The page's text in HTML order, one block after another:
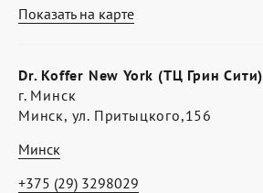
Показать на карте
Dr. Koffer New York (ТЦ Грин Сити)
г. Минск
Минск, ул. Притыцкого,156
Минск
+375 (29) 3298029